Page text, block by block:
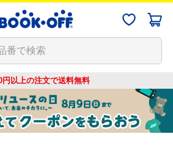
円以上の注文で送料無料